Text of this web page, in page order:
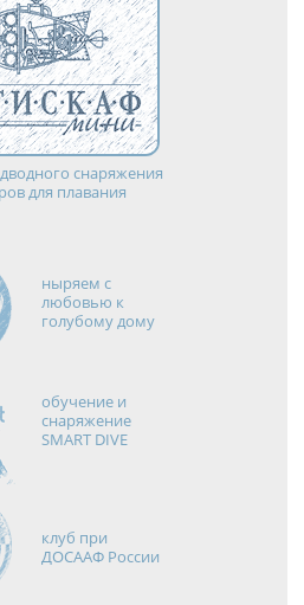
снаряжения
для плавания
ныряем с
любовью к
голубому дому
обучение и
снаряжение
SMART DIVE
клуб при
ДОСААФ России